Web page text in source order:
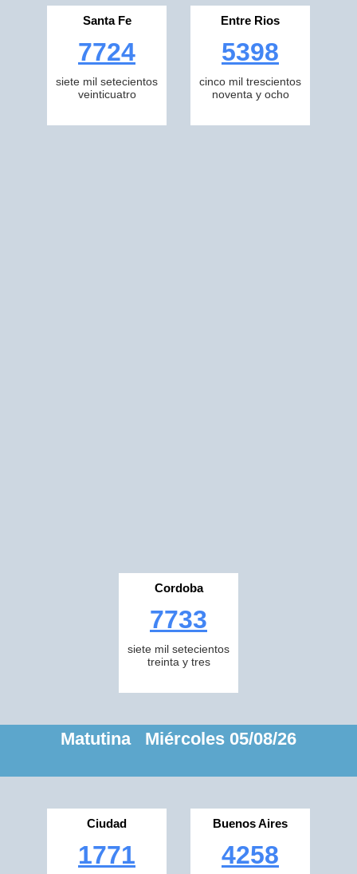
Santa Fe
7724
siete mil setecientos
veinticuatro
Entre Rios
5398
cinco mil trescientos
noventa y ocho
Cordoba
7733
siete mil setecientos
treinta y tres
Matutina Miércoles 05/08/26
Ciudad
1771
Buenos Aires
4258